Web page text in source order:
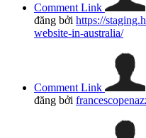
Comment Link
đăng bởi https://
website-in-australia/
Comment Link
đăng bởi